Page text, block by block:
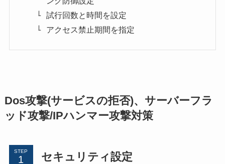
試行回数と時間を設定
アクセス禁止期間を指定
Dos攻撃(サービスの拒否)、サーバーフラ
ッド攻撃/IPハンマー攻撃対策
STEP セキュリティ設定